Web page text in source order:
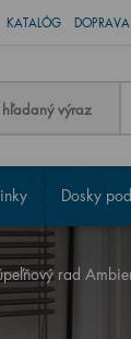
KATALÓG
Dosky
rad